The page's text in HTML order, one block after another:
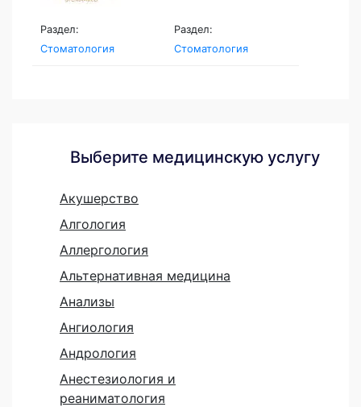
Раздел:
Стоматология
Раздел:
Стоматология
Выберите медицинскую услугу
Акушерство
Алгология
Аллергология
Альтернативная медицина
Анализы
Ангиология
Андрология
Анестезиология и
реаниматология